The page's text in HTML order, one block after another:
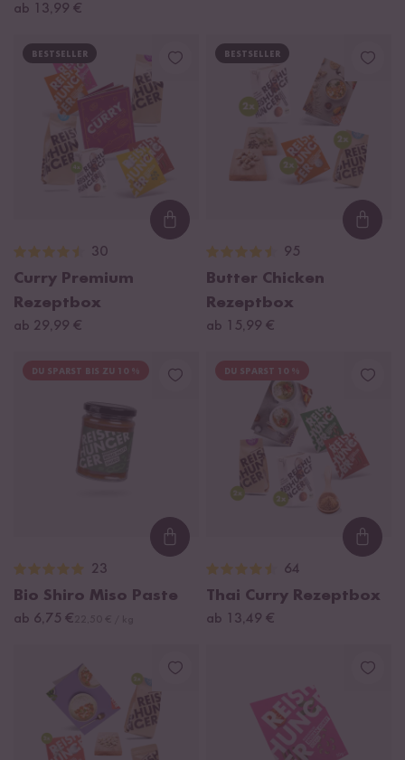
ab 13,99 €
BESTSELLER
Loading...
30
Curry Premium
Rezeptbox
ab 29,99 €
BESTSELLER
95
Butter Chicken
Rezeptbox
ab 15,99 €
DU SPARST BIS ZU 10 %
Loading...
23
Bio Shiro Miso Paste
ab 6,75 €
DU SPARST 10 %
64
Thai Curry Rezeptbox
ab 13,49 €